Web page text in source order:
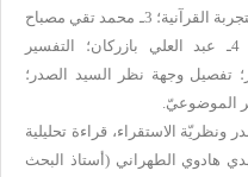
ومسألة الحياة؛ 2ـ عبّاس محمود العقّاد والتجربة القرآنية؛ 3ـ محمد تقي مصباح
اليزديّ والأسلوب الموضوعي الجمعي؛ 4ـ عبد العلي بازركان؛ التفسير
تفصيل وجهة نظر السيد الصدر؛
الموضوعيّ.
ونظريّة الاستقراء،قراءة تحليلية
هادوي الطهراني (أستاذ البحث